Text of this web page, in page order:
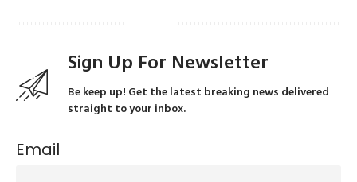
Sign Up For Newsletter
Be keep up! Get the latest breaking news delivered
straight to your inbox.
Email